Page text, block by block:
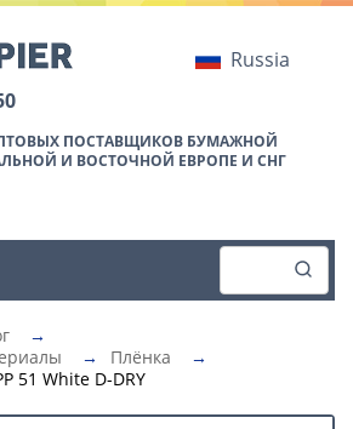
Russia
ПОСТАВЩИКОВ БУМАЖНОЙ
И ВОСТОЧНОЙ ЕВРОПЕ И СНГ
→
→ Плёнка
→
51 White D-DRY